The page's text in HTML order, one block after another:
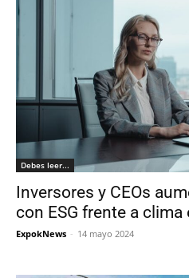
Debes leer...
Inversores y CEOs
con ESG frente a clima
ExpokNews - 14 mayo 2024